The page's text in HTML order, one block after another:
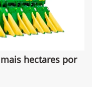
hectares por